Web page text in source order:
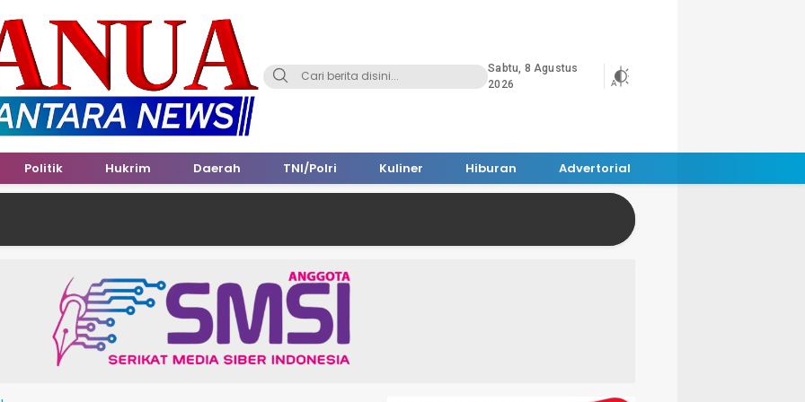
Sabtu, 8 Agustus
2026
Politik Hukrim Daerah TNI/Polri Kuliner Hiburan Advertorial